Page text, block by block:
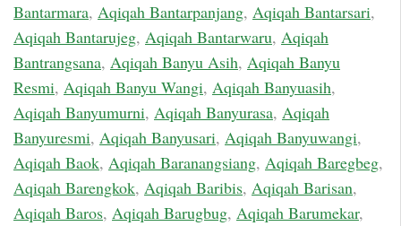
Bantarmara, Aqiqah Bantarpanjang, Aqiqah Bantarsari,
Aqiqah Bantarujeg, Aqiqah Bantarwaru, Aqiqah
Bantrangsana, Aqiqah Banyu Asih, Aqiqah Banyu
Resmi, Aqiqah Banyu Wangi, Aqiqah Banyuasih,
Aqiqah Banyumurni, Aqiqah Banyurasa, Aqiqah
Banyuresmi, Aqiqah Banyusari, Aqiqah Banyuwangi,
Aqiqah Baok, Aqiqah Baranangsiang, Aqiqah Baregbeg,
Aqiqah Barengkok, Aqiqah Baribis, Aqiqah Barisan,
Aqiqah Baros, Aqiqah Barugbug, Aqiqah Barumekar,